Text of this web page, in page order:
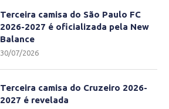
Terceira camisa do São Paulo FC
2026-2027 é oficializada pela New
Balance
30/07/2026
Terceira camisa do Cruzeiro 2026-
2027 é revelada